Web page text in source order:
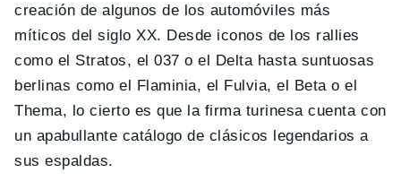
creación de algunos de los automóviles más
míticos del siglo XX. Desde iconos de los rallies
como el Stratos, el 037 o el Delta hasta suntuosas
berlinas como el Flaminia, el Fulvia, el Beta o el
Thema, lo cierto es que la firma turinesa cuenta con
un apabullante catálogo de clásicos legendarios a
sus espaldas.